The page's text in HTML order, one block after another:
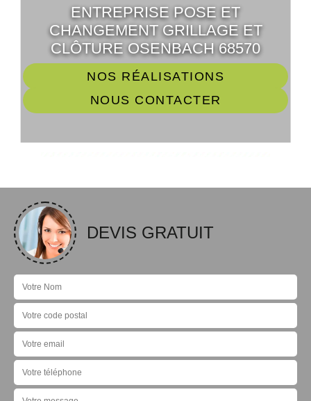
ENTREPRISE POSE ET
CHANGEMENT GRILLAGE ET
CLÔTURE OSENBACH 68570
NOS RÉALISATIONS
NOUS CONTACTER
DEVIS GRATUIT